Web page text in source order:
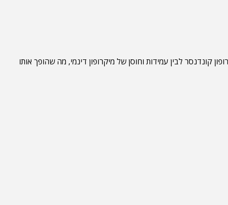
קונדנסר לבין עמידות וחוסן של מיקרופון דינמי, מה שהופך אותו